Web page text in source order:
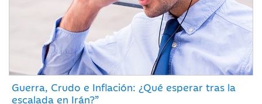
Guerra, Crudo e Inflación: ¿Qué esperar tras la
escalada en Irán?”